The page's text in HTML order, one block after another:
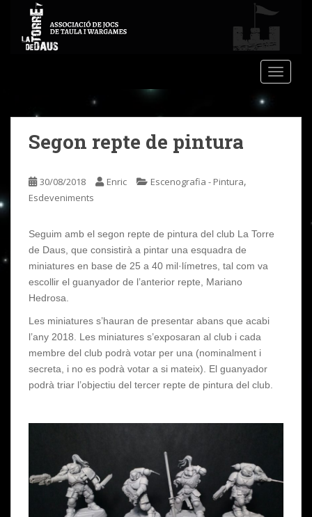
n
t
Segon repte de pintura
30/08/2018 Enric Escenografia - Pintura,
Esdeveniments
Seguim amb el segon repte de pintura del club La Torre
de Daus, que consistirà a pintar una esquadra de
miniatures en base de 25 a 40 mil·límetres, tal com va
escollir el guanyador de l’anterior repte, Mariano
Hedrosa.
Les miniatures s’hauran de presentar abans que acabi
l’any 2018. Les miniatures s’exposaran al club i cada
membre del club podrà votar per una (nominalment i
secreta, i no es podrà votar a si mateix). El guanyador
podrà triar l’objectiu del tercer repte de pintura del club.